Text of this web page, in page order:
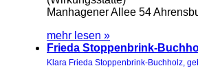
Manhagener Allee 54
mehr lesen »
Frieda Stoppenbrink-
Klara Frieda Stoppenbrink-Buchholz,